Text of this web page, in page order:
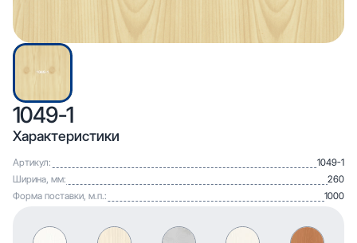
1049-1
Характеристики
Артикул:
1049-1
Ширина, мм:
260
Форма поставки, м.п.:
1000